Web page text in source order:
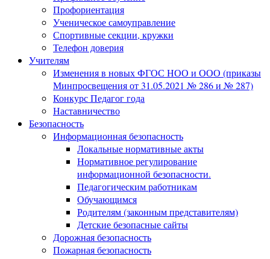
Профориентация
Ученическое самоуправление
Спортивные секции, кружки
Телефон доверия
Учителям
Изменения в новых ФГОС НОО и ООО (приказы
Минпросвещения от 31.05.2021 № 286 и № 287)
Конкурс Педагог года
Наставничество
Безопасность
Информационная безопасность
Локальные нормативные акты
Нормативное регулирование
информационной безопасности.
Педагогическим работникам
Обучающимся
Родителям (законным представителям)
Детские безопасные сайты
Дорожная безопасность
Пожарная безопасность